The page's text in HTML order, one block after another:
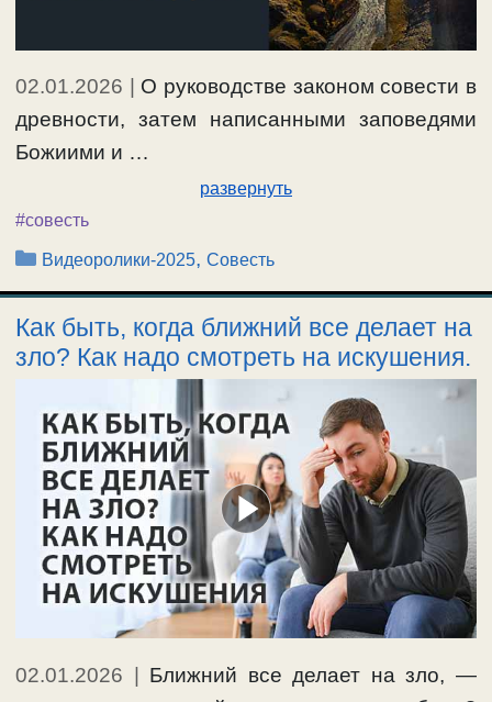
02.01.2026
О руководстве законом совести в
древности, затем написанными заповедями
Божиими и …
развернуть
#совесть
Рубрики
Видеоролики-2025,Совесть
Как быть, когда ближний все делает на
зло? Как надо смотреть на искушения.
02.01.2026
Ближний все делает на зло, —